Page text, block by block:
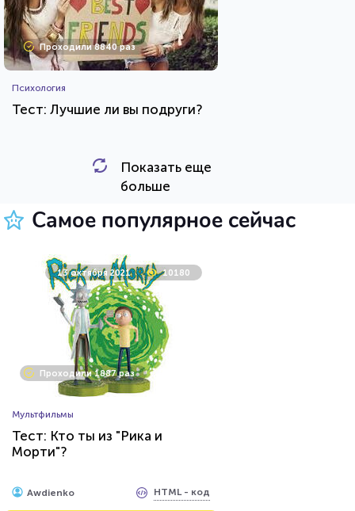
Проходили 8840 раз
Психология
Тест: Лучшие ли вы подруги?
HTML - код
26 июля 2021
Проходили 8032 раза
Тест по игре Dota 2
Показать еще
больше
Самое популярное сейчас
13 октября 2021 10180
Проходили 1887 раз
Мультфильмы
Тест: Кто ты из "Рика и
Морти"?
Awdienko HTML - код